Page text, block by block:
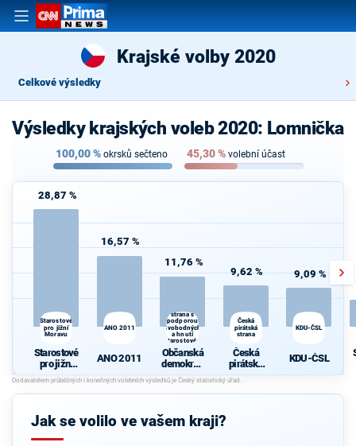
Krajské volby 2020
Celkové výsledky
Výsledky krajských voleb 2020: Lomnička
100,00% okrsků sečteno 45,30% volební účast
28,87 %
Starostové
pro jižní
Moravu
Starostové
pro jižní
Moravu
16,57 %
ANO 2011
ANO 2011
11,76 %
strana s
podporou
Svobodných
a hnutí
Starostové a
osobnosti
pro Moravu
Občanská
demokrati
cká strana
s podporou
Svobodný
Starostové
9,62 %
Česká
pirátská
strana
Česká
pirátská
strana
9,09 %
KDU-ČSL
KDU-ČSL
Jak se volilo ve vašem kraji?